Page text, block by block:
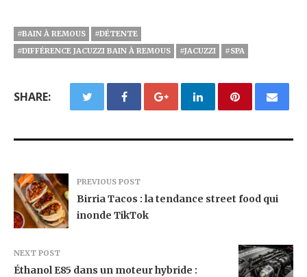
#BAIN À REMOUS
#DÉTENTE
#DIFFÉRENCE JACUZZI BAIN À REMOUS
#JACUZZI #SPA
SHARE:
PREVIOUS POST
Birria Tacos : la tendance street food qui
inonde TikTok
NEXT POST
Éthanol E85 dans un moteur hybride :